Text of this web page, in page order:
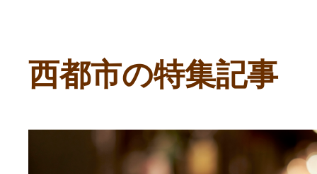
個人事業・フリーランス
西都市の特集記事